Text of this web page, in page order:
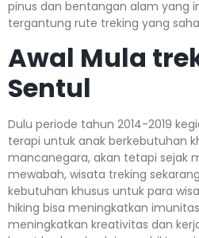
pinus dan bentangan alam yang
tergantung rute treking yang
Awal Mula
Sentul
Dulu periode tahun 2014-2019
terapi untuk anak berkebutuhan
mancanegara, akan tetapi sejak
mewabah, wisata treking
kebutuhan khusus untuk para
hiking bisa meningkatkan
meningkatkan kreativitas dan